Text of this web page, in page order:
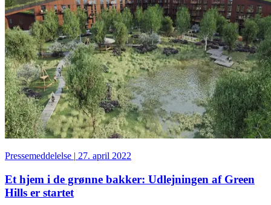
Pressemeddelelse | 27. april 2022
Et hjem i de grønne bakker: Udlejningen af Green
Hills er startet